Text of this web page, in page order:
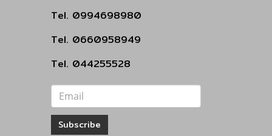
Tel. 0994698980
Tel. 0660958949
Tel. 044255528
Subscribe